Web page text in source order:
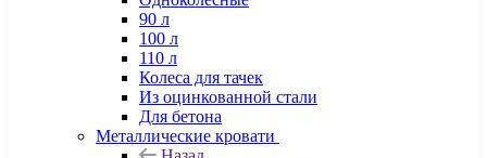
90 л
100 л
110 л
Колеса для тачек
Из оцинкованной стали
Для бетона
Металлические кровати